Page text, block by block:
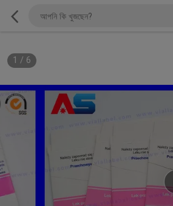
1 / 6